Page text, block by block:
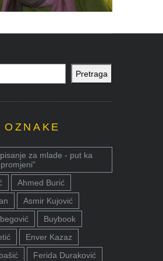
Pretraga
OZNAKE
za mlade - put ka
Ahmed Burić
Asmir Kujović
Buybook
Enver Kazaz
Ferida Duraković